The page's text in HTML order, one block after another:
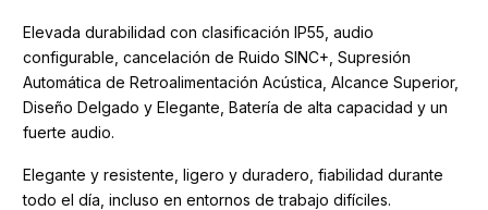
Elevada durabilidad con clasificación IP55, audio
configurable, cancelación de Ruido SINC+, Supresión
Automática de Retroalimentación Acústica, Alcance Superior,
Diseño Delgado y Elegante, Batería de alta capacidad y un
fuerte audio.
Elegante y resistente, ligero y duradero, fiabilidad durante
todo el día, incluso en entornos de trabajo difíciles.